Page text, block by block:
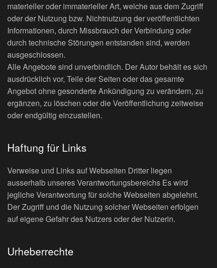
materieller oder immaterieller Art, welche aus dem Zugriff
oder der Nutzung bzw. Nichtnutzung der veröffentlichten
Informationen, durch Missbrauch der Verbindung oder
durch technische Störungen entstanden sind, werden
ausgeschlossen.
Alle Angebote sind unverbindlich. Der Autor behält es sich
ausdrücklich vor, Teile der Seiten oder das gesamte
Angebot ohne gesonderte Ankündigung zu verändern, zu
ergänzen, zu löschen oder die Veröffentlichung zeitweise
oder endgültig einzustellen.
Haftung für Links
Verweise und Links auf Webseiten Dritter liegen
ausserhalb unseres Verantwortungsbereichs Es wird
jegliche Verantwortung für solche Webseiten abgelehnt.
Der Zugriff und die Nutzung solcher Webseiten erfolgen
auf eigene Gefahr des Nutzers oder der Nutzerin.
Urheberrechte